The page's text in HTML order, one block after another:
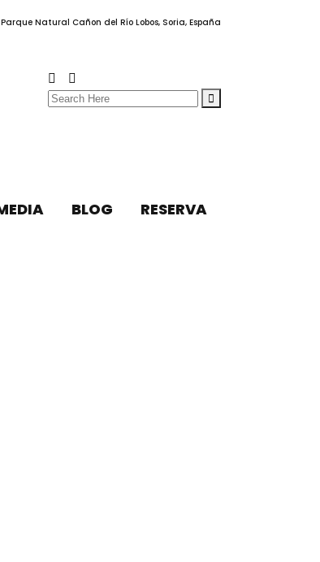
Parque Natural Cañon del Río Lobos, Soria, España
Search
BLOG RESERVA